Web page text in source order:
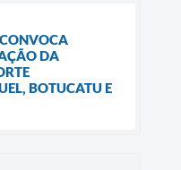
DA
BOTUCATU E